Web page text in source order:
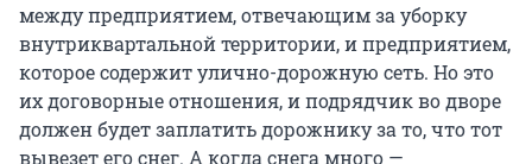
между предприятием, отвечающим за уборку
внутриквартальной территории, и предприятием,
которое содержит улично-дорожную сеть. Но это
их договорные отношения, и подрядчик во дворе
должен будет заплатить дорожнику за то, что тот
вывезет его снег. А когда снега много —